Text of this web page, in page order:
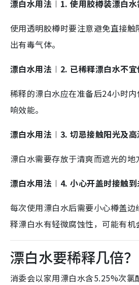
漂白水用法︱1. 使用胶樽装漂白
使用透明胶樽时要注意避免直接触
出有毒气体。
漂白水用法︱2. 已稀释漂白水不
稀释的漂白水应在准备后24小时
响效能。
漂白水用法︱3. 切忌接触阳光及
漂白水需要存放于清爽而遮光的地
漂白水用法︱4. 小心开盖时接触
每次使用漂白水后需要小心樽盖
释漂白水有轻微腐蚀性，可能有机
漂白水要稀释几倍？
消委会以家用漂白水含5.25%次氯